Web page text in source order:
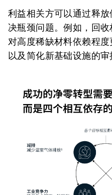
利益相关方可以通过释
决瓶颈问题。例如，回
对高度稀缺材料依赖程
以及简化新基础设施的审